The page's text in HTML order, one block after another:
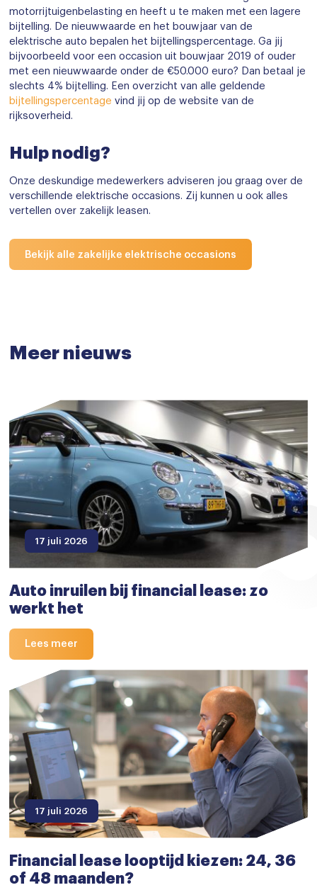
motorrijtuigenbelasting en heeft u te maken met een lagere
bijtelling. De nieuwwaarde en het bouwjaar van de
elektrische auto bepalen het bijtellingspercentage. Ga jij
bijvoorbeeld voor een occasion uit bouwjaar 2019 of ouder
met een nieuwwaarde onder de €50.000 euro? Dan betaal je
slechts 4% bijtelling. Een overzicht van alle geldende
bijtellingspercentage vind jij op de website van de
rijksoverheid.
Hulp nodig?
Onze deskundige medewerkers adviseren jou graag over de
verschillende elektrische occasions. Zij kunnen u ook alles
vertellen over zakelijk leasen.
Bekijk alle zakelijke elektrische occasions
Meer nieuws
17 juli 2026
Auto inruilen bij financial lease: zo
werkt het
Lees meer
17 juli 2026
Financial lease looptijd kiezen: 24, 36
of 48 maanden?